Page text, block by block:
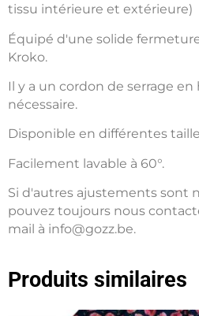
tissu intérieure et extérieure)
Équipé d'une solide
Kroko.
Il y a un cordon de serrage
nécessaire.
Disponible en différentes
Facilement lavable à 60°.
Si d'autres ajustements sont
pouvez toujours nous
mail à info@gozz.be.
Produits similaires